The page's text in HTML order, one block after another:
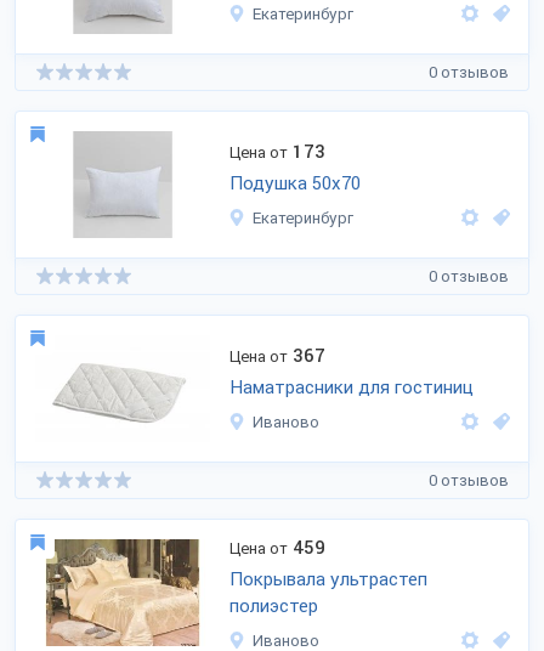
Екатеринбург
0 отзывов
Цена от 173
Подушка 50х70
Екатеринбург
0 отзывов
Цена от 367
Наматрасники для гостиниц
Иваново
0 отзывов
Цена от 459
Покрывала ультрастеп
полиэстер
Иваново